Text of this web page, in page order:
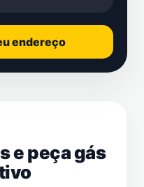
endereço
e peça gás